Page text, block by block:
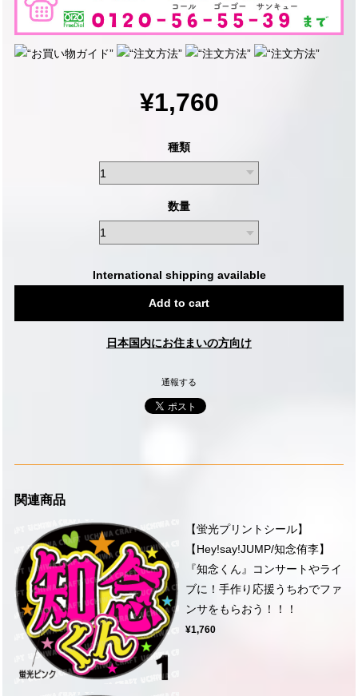
¥1,760
種類
数量
International shipping available
Add to cart
日本国内にお住まいの方向け
通報する
関連商品
【蛍光プリントシール】
【Hey!say!JUMP/知念侑李】
『知念くん』コンサートやライ
ブに！手作り応援うちわでファ
ンサをもらおう！！！
¥1,760